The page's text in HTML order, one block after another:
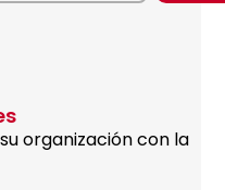
organización con la